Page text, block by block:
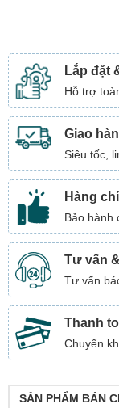
Lắp đặt
Hỗ trợ
Giao
Siêu tốc,
Hàng
Bảo hành
Tư vấn
Tư vấn
Thanh
Chuyển
SẢN PHẨM BÁN